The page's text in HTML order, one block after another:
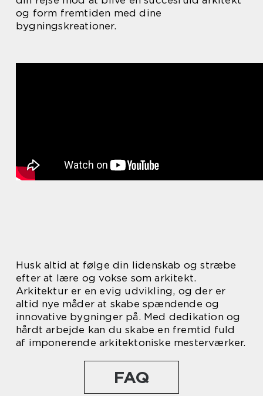
og form fremtiden med dine
bygningskreationer.
Husk altid at følge din lidenskab og stræbe
efter at lære og vokse som arkitekt.
Arkitektur er en evig udvikling, og der er
altid nye måder at skabe spændende og
innovative bygninger på. Med dedikation og
hårdt arbejde kan du skabe en fremtid fuld
af imponerende arkitektoniske mesterværker.
FAQ